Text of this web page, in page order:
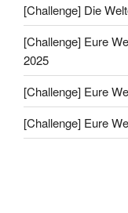
[Challenge] Die
[Challenge] Eure
2025
[Challenge] Eure
[Challenge] Eure